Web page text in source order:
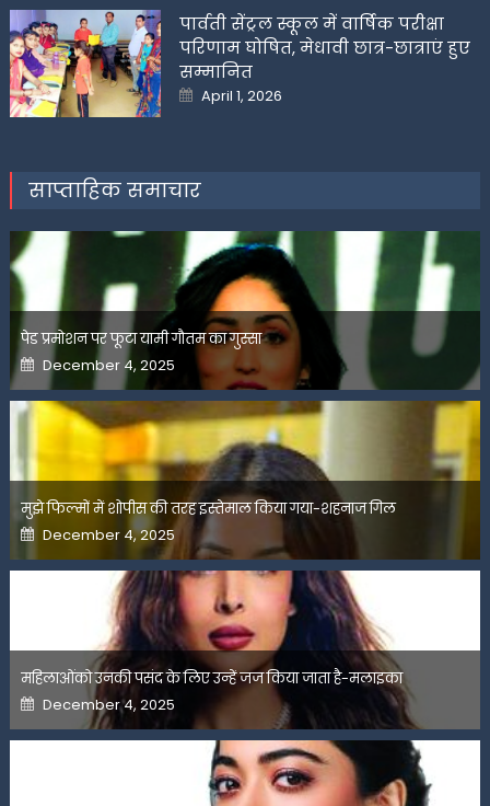
पार्वती सेंट्रल स्कूल में वार्षिक परीक्षा
परिणाम घोषित, मेधावी छात्र-छात्राएं हुए
सम्मानित
Posted
on
April 1, 2026
साप्ताहिक समाचार
पेड प्रमोशन पर फूटा यामी गौतम का गुस्सा
Posted
on
December 4, 2025
मुझे फिल्मों में शोपीस की तरह इस्तेमाल किया गया-शहनाज गिल
Posted
on
December 4, 2025
महिलाओंको उनकी पसंद के लिए उन्हें जज किया जाता है-मलाइका
Posted
on
December 4, 2025